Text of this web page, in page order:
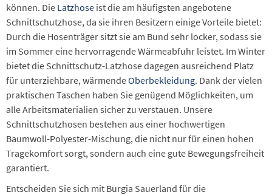
können. Die Latzhose ist die am häufigsten angebotene
Schnittschutzhose, da sie ihren Besitzern einige Vorteile bietet:
Durch die Hosenträger sitzt sie am Bund sehr locker, sodass sie
im Sommer eine hervorragende Wärmeabfuhr leistet. Im Winter
bietet die Schnittschutz-Latzhose dagegen ausreichend Platz
für unterziehbare, wärmendeOberbekleidung. Dank der vielen
praktischen Taschen haben Sie genügend Möglichkeiten, um
alle Arbeitsmaterialien sicher zu verstauen. Unsere
Schnittschutzhosen bestehen aus einer hochwertigen
Baumwoll-Polyester-Mischung, die nicht nur für einen hohen
Tragekomfort sorgt, sondern auch eine gute Bewegungsfreiheit
garantiert.
Entscheiden Sie sich mit Burgia Sauerland für die